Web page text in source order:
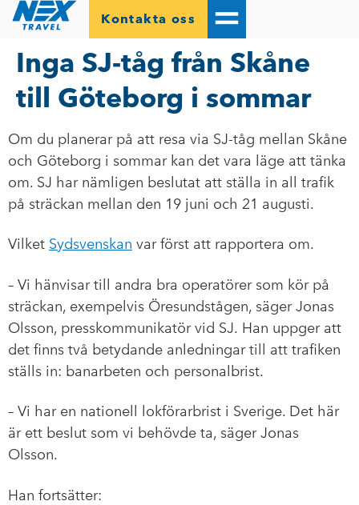
Kontakta oss
Inga SJ-tåg från Skåne
till Göteborg i sommar
Om du planerar på att resa via SJ-tåg mellan Skåne
och Göteborg i sommar kan det vara läge att tänka
om. SJ har nämligen beslutat att ställa in all trafik
på sträckan mellan den 19 juni och 21 augusti.
Vilket Sydsvenskan var först att rapportera om.
– Vi hänvisar till andra bra operatörer som kör på
sträckan, exempelvis Öresundstågen, säger Jonas
Olsson, presskommunikatör vid SJ. Han uppger att
det finns två betydande anledningar till att trafiken
ställs in: banarbeten och personalbrist.
– Vi har en nationell lokförarbrist i Sverige. Det här
är ett beslut som vi behövde ta, säger Jonas
Olsson.
Han fortsätter: